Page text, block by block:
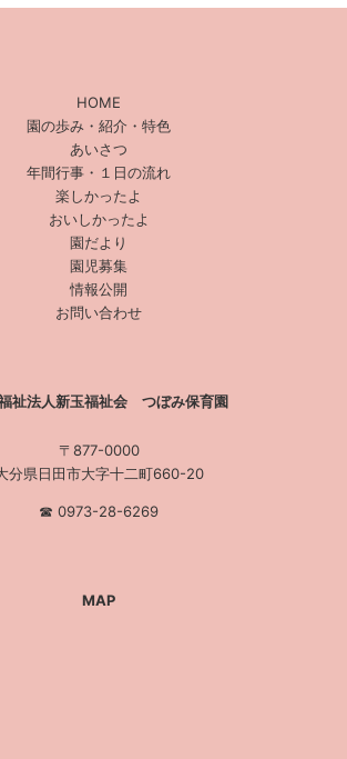
HOME
園の歩み・紹介・特色
あいさつ
年間行事・１日の流れ
楽しかったよ
おいしかったよ
園だより
園児募集
情報公開
お問い合わせ
祉法人新玉福祉会 つぼみ保育園
〒877-0000
分県日田市大字十二町660-20
☎︎ 0973-28-6269
MAP